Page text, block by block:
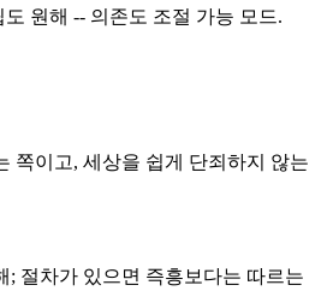
원해 -- 의존도 조절 가능 모드.
쪽이고, 세상을 쉽게 단죄하지 않는
; 절차가 있으면 즉흥보다는 따르는